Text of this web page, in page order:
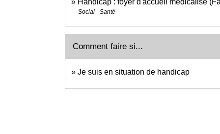
Handicap : foyer d'accueil médicalisé
Social - Santé
Comment faire si...
Je suis en situation de handicap